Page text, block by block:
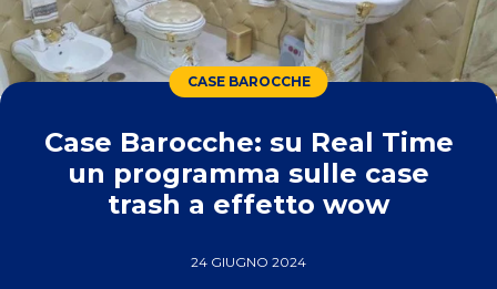
CASE BAROCCHE
Case Barocche: su Real Time
un programma sulle case
trash a effetto wow
24 GIUGNO 2024